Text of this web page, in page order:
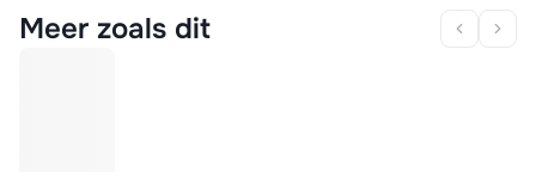
Meer zoals dit